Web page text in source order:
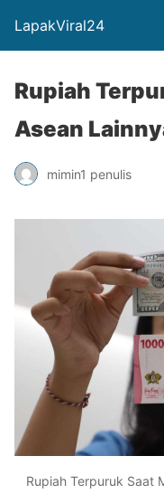
LapakViral24
Rupiah
Asean
mimin1 penulis
Rupiah Terpuruk Saat